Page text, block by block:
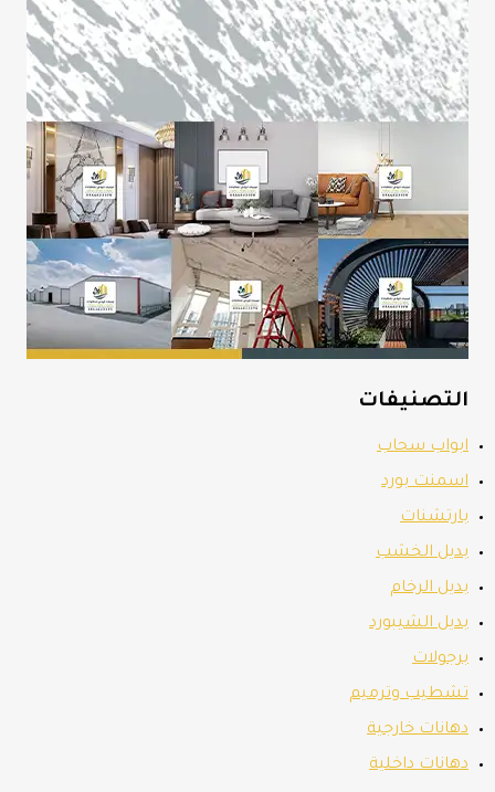
التصنيفات
ابواب سحاب
اسمنت بورد
بارتشنات
بديل الخشب
بديل الرخام
بديل الشيبورد
برجولات
تشطيب وترميم
دهانات خارجية
دهانات داخلية